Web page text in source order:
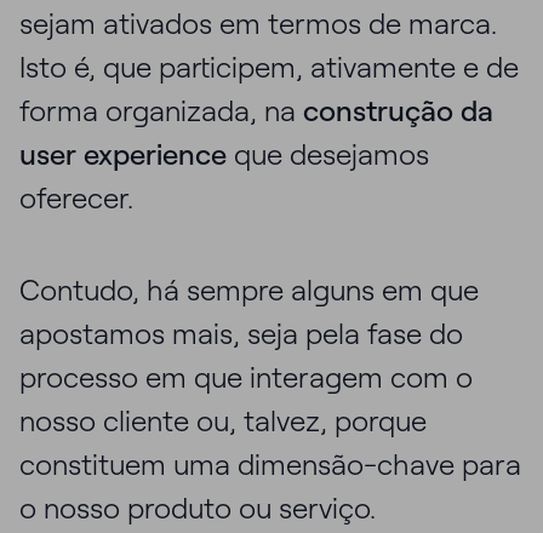
sejam ativados em termos de marca.
Isto é, que participem, ativamente e de
forma organizada, na construção da
user experience que desejamos
oferecer.
Contudo, há sempre alguns em que
apostamos mais, seja pela fase do
processo em que interagem com o
nosso cliente ou, talvez, porque
constituem uma dimensão-chave para
o nosso produto ou serviço.